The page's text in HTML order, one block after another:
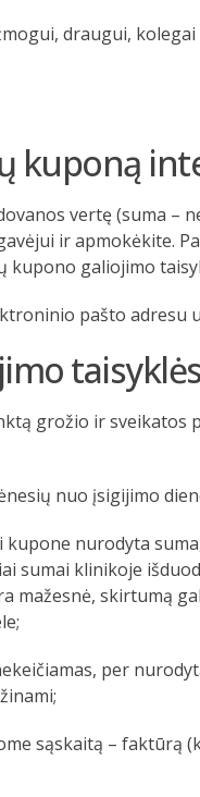
draugui,
kuponą
vertę (suma –
ir apmokėkite.
kupono galiojimo
pašto adresu
grožio ir sveikatos
nuo įsigijimo
kupone nurodyta
sumai klinikoje
mažesnė, skirtumą
per
sąskaitą – faktūrą